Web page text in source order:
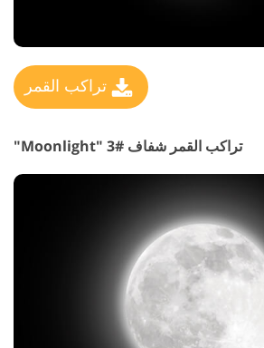
تراكب القمر
تراكب القمر شفاف #3 "Moonlight"